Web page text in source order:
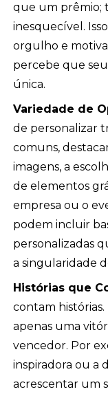
que um prêmio;
inesquecível.
orgulho e
percebe que
única.
Variedade de
de personalizar
comuns,
imagens, a
de elementos
empresa ou o
podem incluir
personalizadas
a singularidade
Histórias que
contam
apenas uma
vencedor. Por
inspiradora ou a
acrescentar um